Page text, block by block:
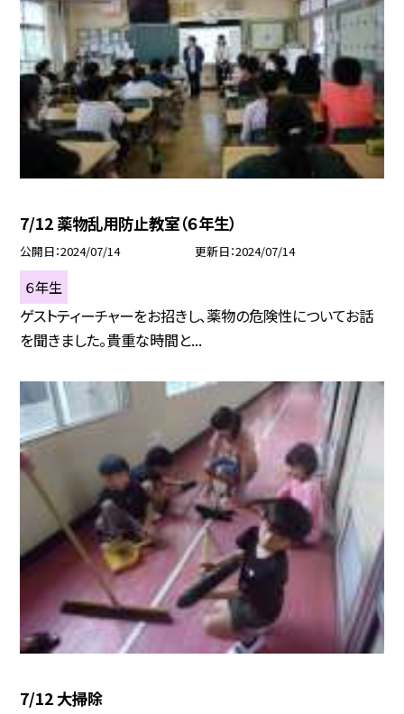
7/12 薬物乱用防止教室（６年生）
公開日 2024/07/14 更新日 2024/07/14
６年生
ゲストティーチャーをお招きし、薬物の危険性についてお話
を聞きました。貴重な時間と...
7/12 大掃除